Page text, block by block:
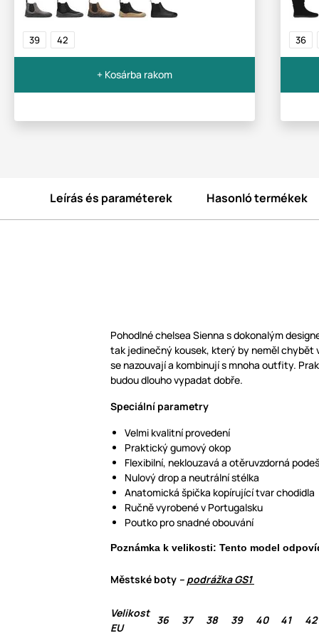
39 42
+ Kosárba rakom
36
Leírás és paraméterek Hasonló termékek
Pohodlné chelsea Sienna s dokonalým
tak jedinečný kousek, který by neměl chybět
se nazouvají a kombinují s mnoha outfity.
budou dlouho vypadat dobře.
Speciální parametry
Velmi kvalitní provedení
Praktický gumový okop
Flexibilní, neklouzavá a otěruvzdorná
Nulový drop a neutrální stélka
Anatomická špička kopírující tvar chodidla
Ručně vyrobené v Portugalsku
Poutko pro snadné obouvání
Poznámka k velikosti: Tento model
Městské boty – podrážka GS1
Velikost
EU
36 37 38 39 40 41 42